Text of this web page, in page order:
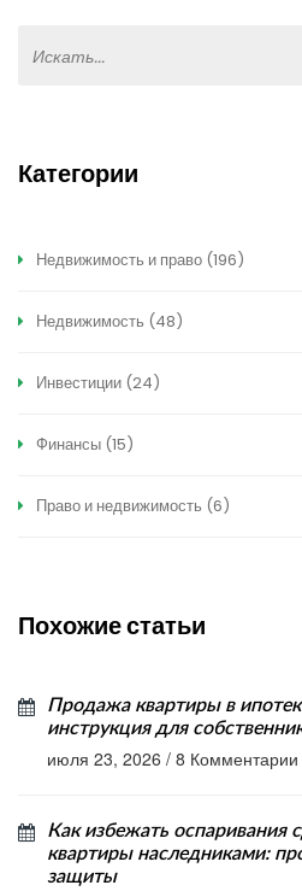
Категории
Недвижимость и право (196)
Недвижимость (48)
Инвестиции (24)
Финансы (15)
Право и недвижимость (6)
Похожие статьи
Продажа квартиры в
инструкция для
июля 23, 2026 / 8 Комментарии
Как избежать оспаривания
квартиры наследниками:
защиты